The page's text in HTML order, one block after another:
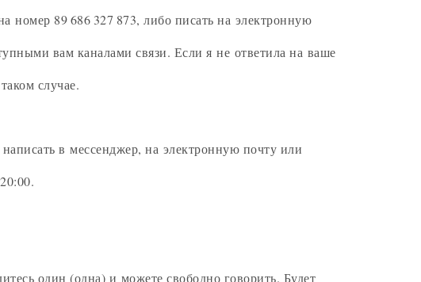
номер 89 686 327 873, либо писать на электронную
вам каналами связи. Если я не ответила на ваше
случае.
в мессенджер, на электронную почту или
один (одна) и можете свободно говорить. Будет